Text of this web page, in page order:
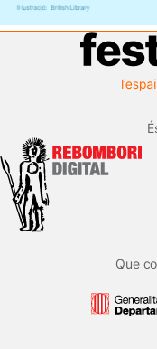
Que